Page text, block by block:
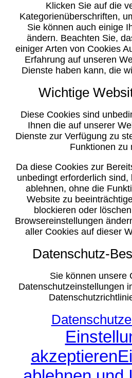
Klicken Sie auf die
Kategorienüberschriften,
Sie können auch einige
ändern. Beachten Sie,
einiger Arten von Cookies
Erfahrung auf unseren
Dienste haben kann, die
Wichtige
Diese Cookies sind
Ihnen die auf unserer
Dienste zur Verfügung zu
Funktionen zu
Da diese Cookies zur
unbedingt erforderlich
ablehnen, ohne die
Website zu
blockieren oder
Browsereinstellungen
aller Cookies auf dieser
Datenschutz-
Sie können unsere
Datenschutzeinstellungen
akzeptieren